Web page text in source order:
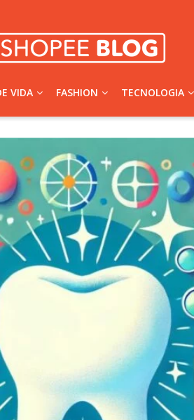
VIDA FASHION TECNOLOGIA